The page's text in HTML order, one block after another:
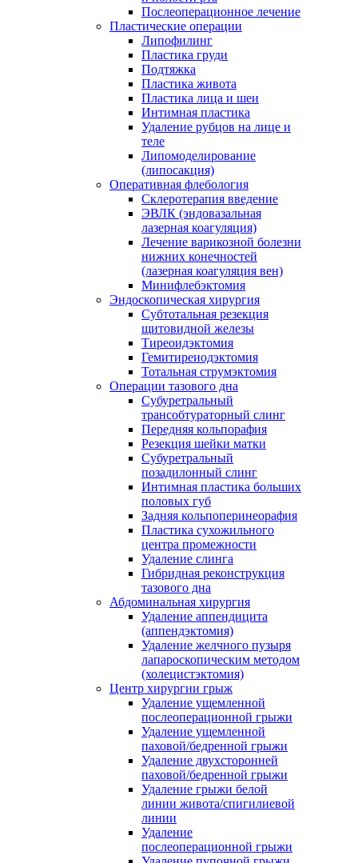
Послеоперационное лечение
Пластические операции
Липофилинг
Пластика груди
Подтяжка
Пластика живота
Пластика лица и шеи
Интимная пластика
Удаление рубцов на лице и
теле
Липомоделирование
(липосакция)
Оперативная флебология
Склеротерапия введение
ЭВЛК (эндовазальная
лазерная коагуляция)
Лечение варикозной болезни
нижних конечностей
(лазерная коагуляция вен)
Минифлебэктомия
Эндоскопическая хирургия
Субтотальная резекция
щитовидной железы
Тиреоидэктомия
Гемитиреиодэктомия
Тотальная струмэктомия
Операции тазового дна
Субуретральный
трансобтураторный слинг
Передняя кольпорафия
Резекция шейки матки
Субуретральный
позадилонный слинг
Интимная пластика больших
половых губ
Задняя кольпоперинеорафия
Пластика сухожильного
центра промежности
Удаление слинга
Гибридная реконструкция
тазового дна
Абдоминальная хирургия
Удаление аппендицита
(аппендэктомия)
Удаление желчного пузыря
лапароскопическим методом
(холецистэктомия)
Центр хирургии грыж
Удаление ущемленной
послеоперационной грыжи
Удаление ущемленной
паховой/бедренной грыжи
Удаление двухсторонней
паховой/бедренной грыжи
Удаление грыжи белой
линии живота/спигилиевой
линии
Удаление
послеоперационной грыжи